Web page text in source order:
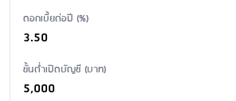
ดอกเบี้ยต่อปี (%)
3.50
ขั้นต่ำเปิดบัญชี (บาท)
5,000